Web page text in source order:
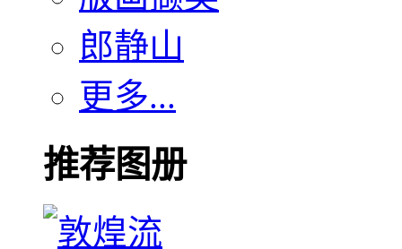
郎静山
更多...
推荐图册